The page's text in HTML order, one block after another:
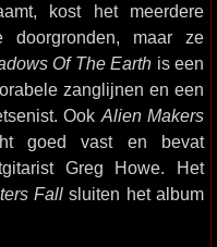
kost het meerdere
doorgronden, maar ze
Of The Earth is een
zanglijnen en een
Ook Alien Makers
goed vast en bevat
Greg Howe. Het
Fallsluiten het album